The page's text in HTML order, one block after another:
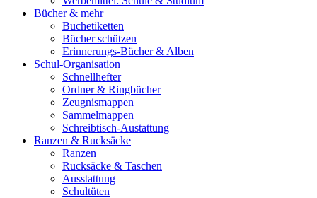
Bücher & mehr
Buchetiketten
Bücher schützen
Erinnerungs-Bücher & Alben
Schul-Organisation
Schnellhefter
Ordner & Ringbücher
Zeugnismappen
Sammelmappen
Schreibtisch-Austattung
Ranzen & Rucksäcke
Ranzen
Rucksäcke & Taschen
Ausstattung
Schultüten